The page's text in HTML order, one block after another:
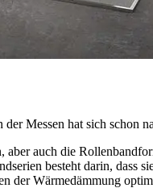
Messen hat sich
auch die
besteht darin, dass
der Wärmedämmung